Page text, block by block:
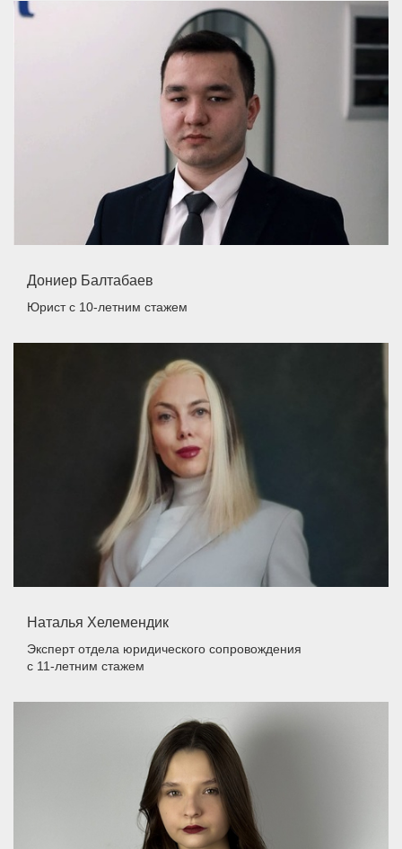
Дониер Балтабаев
Юристс 10-летним стажем
Наталья Хелемендик
Эксперт отдела юридического сопровождения
с 11-летним стажем